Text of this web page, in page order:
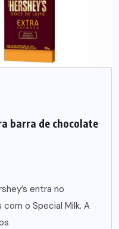
barra de chocolate
entra no
o Special Milk. A